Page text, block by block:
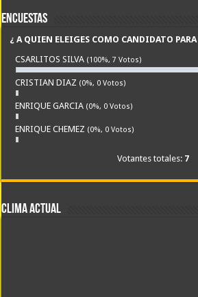
Encuestas
¿ A QUIEN ELEIGES COMO CANDIDATO
CSARLITOS SILVA (100%, 7 Votos)
CRISTIAN DIAZ (0%, 0 Votos)
ENRIQUE GARCIA (0%, 0 Votos)
ENRIQUE CHEMEZ (0%, 0 Votos)
Votantes totales: 7
CLIMA ACTUAL